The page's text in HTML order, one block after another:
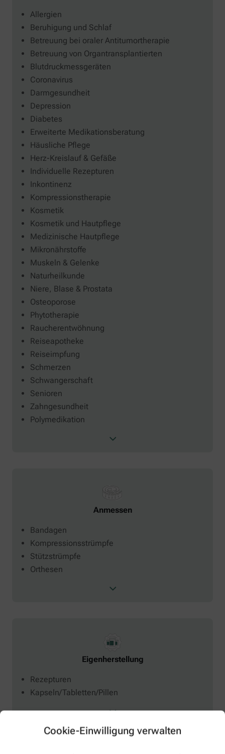
Cookie-Einwilligung verwalten
Allergien
Beruhigung und Schlaf
Betreuung bei oraler Antitumortherapie
Betreuung von Organtransplantierten
Blutdruckmessgeräten
Coronavirus
Darmgesundheit
Depression
Diabetes
Erweiterte Medikationsberatung
Häusliche Pflege
Herz-Kreislauf & Gefäße
Individuelle Rezepturen
Inkontinenz
Kompressionstherapie
Kosmetik
Kosmetik und Hautpflege
Medizinische Hautpflege
Mikronährstoffe
Muskeln & Gelenke
Naturheilkunde
Niere, Blase & Prostata
Osteoporose
Phytotherapie
Raucherentwöhnung
Reiseapotheke
Reiseimpfung
Schmerzen
Schwangerschaft
Senioren
Zahngesundheit
Polymedikation
Anmessen
Bandagen
Kompressionsstrümpfe
Stützstrümpfe
Orthesen
Eigenherstellung
Rezepturen
Kapseln/Tabletten/Pillen